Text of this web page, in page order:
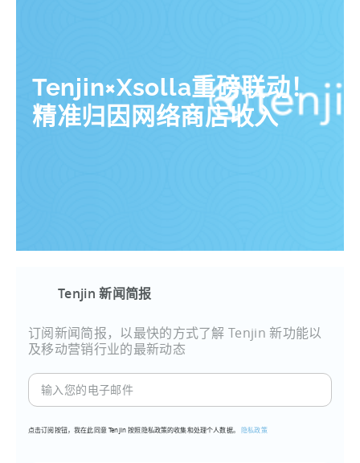
Tenjin×Xsolla重磅联动！
精准归因网络商店收入
Tenjin 新闻简报
订阅新闻简报，以最快的方式了解 Tenjin 新功能以
及移动营销行业的最新动态
输
入
的
点击订阅按钮，我在此同意 Tenjin 按照隐私政策的收集和处理个人数据。隐私政策